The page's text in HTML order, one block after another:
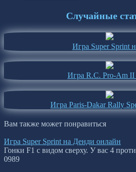
Случайные
Игра Super Sprint
Игра R.C. Pro-Am
Игра Paris-Dakar Rally
Вам также может понравиться
Игра Super Sprint на Денди онлайн
Гонки F1 с видом сверху. У вас 4
0989